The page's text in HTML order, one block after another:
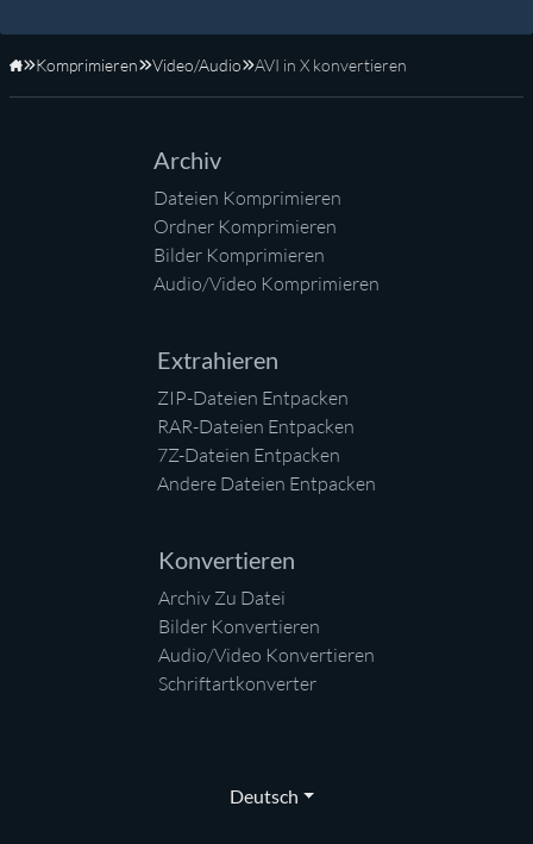
Startseite
Komprimieren Video/Audio AVI in X konvertieren
Archiv
Dateien Komprimieren
Ordner Komprimieren
Bilder Komprimieren
Audio/Video Komprimieren
Extrahieren
ZIP-Dateien Entpacken
RAR-Dateien Entpacken
7Z-Dateien Entpacken
Andere Dateien Entpacken
Konvertieren
Archiv Zu Datei
Bilder Konvertieren
Audio/Video Konvertieren
Schriftartkonverter
Deutsch